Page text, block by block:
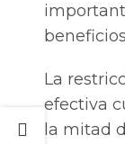
La
efectiva
la mitad